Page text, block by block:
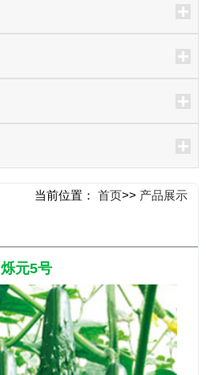
当前位置：首页>> 产品展示
烁元5号